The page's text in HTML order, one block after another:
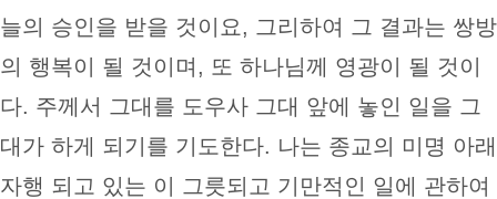
늘의 승인을 받을 것이요, 그리하여 그 결과는 쌍방
의 행복이 될 것이며, 또 하나님께 영광이 될 것이
다. 주께서 그대를 도우사 그대 앞에 놓인 일을 그
대가 하게 되기를 기도한다. 나는 종교의 미명 아래
자행 되고 있는 이 그릇되고 기만적인 일에 관하여